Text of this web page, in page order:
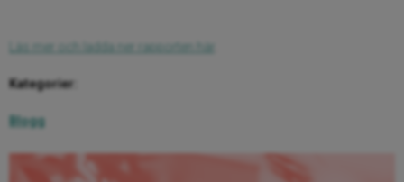
Läs mer och ladda ner rapporten här
Kategorier:
Blogg